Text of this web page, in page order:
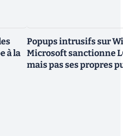
à la
Popups intrusifs sur
Microsoft sanctionne
mais pas ses propres